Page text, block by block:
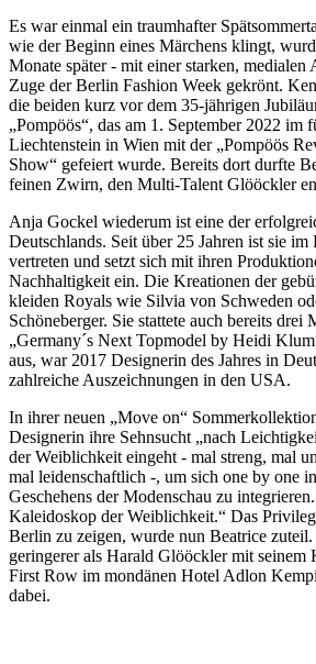
Es war einmal ein traumhafter
wie der Beginn eines Märchens klingt,
Monate später - mit einer starken, medialen
Zuge der Berlin Fashion Week gekrönt.
die beiden kurz vor dem 35-jährigen
„Pompöös“, das am 1. September 2022 im
Liechtenstein in Wien mit der „Pompöös
Show“ gefeiert wurde. Bereits dort durfte
feinen Zwirn, den Multi-Talent Glööckler
Anja Gockel wiederum ist eine der
Deutschlands. Seit über 25 Jahren ist sie im
vertreten und setzt sich mit ihren
Nachhaltigkeit ein. Die Kreationen der
kleiden Royals wie Silvia von Schweden
Schöneberger. Sie stattete auch bereits
„Germany´s Next Topmodel by Heidi
aus, war 2017 Designerin des Jahres in
zahlreiche Auszeichnungen in den USA.
In ihrer neuen „Move on“
Designerin ihre Sehnsucht „nach
der Weiblichkeit eingeht - mal streng, mal
mal leidenschaftlich -, um sich one by one
Geschehens der Modenschau zu
Kaleidoskop der Weiblichkeit.“ Das
Berlin zu zeigen, wurde nun Beatrice
geringerer als Harald Glööckler mit
First Row im mondänen Hotel Adlon
dabei.